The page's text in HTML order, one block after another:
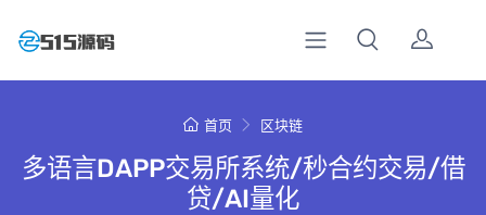
首页 区块链
多语言DAPP交易所系统/秒合约交易/借
贷/AI量化